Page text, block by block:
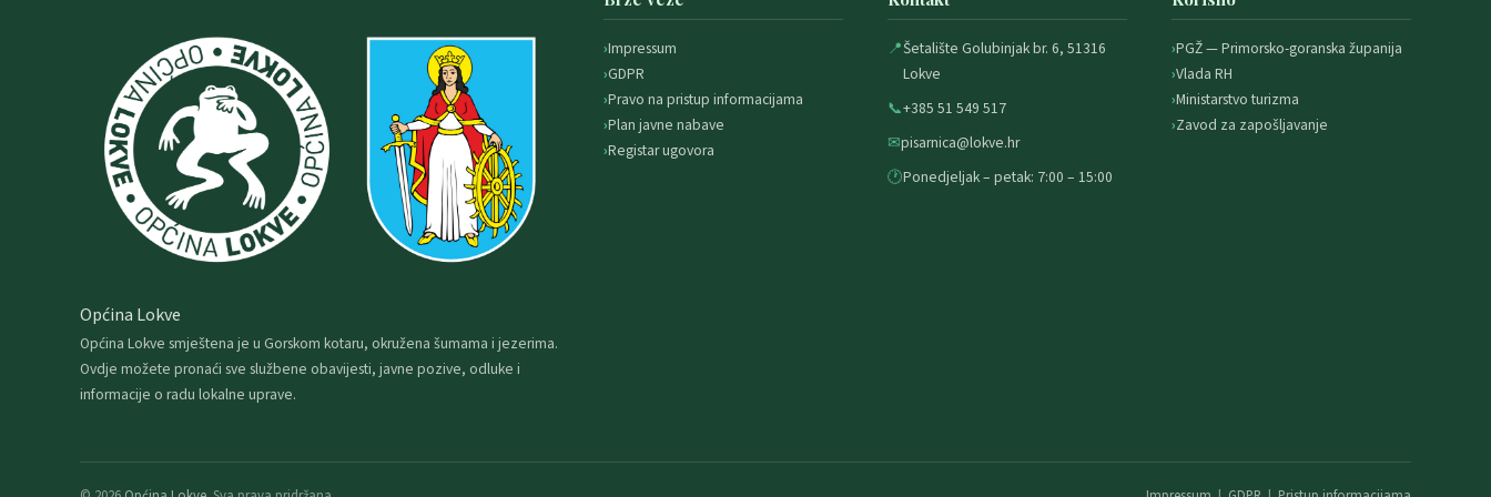
Općina Lokve
Općina Lokve smještena je u Gorskom kotaru, okružena šumama i jezerima.
Ovdje možete pronaći sve službene obavijesti, javne pozive, odluke i
informacije o radu lokalne uprave.
Impressum
GDPR
Pravo na pristup informacijama
Plan javne nabave
Registar ugovora
📍Šetalište Golubinjak br. 6, 51316
Lokve
📞+385 51 549 517
✉pisarnica@lokve.hr
🕐Ponedjeljak – petak: 7:00 – 15:00
PGŽ — Primorsko-goranska županija
Vlada RH
Ministarstvo turizma
Zavod za zapošljavanje